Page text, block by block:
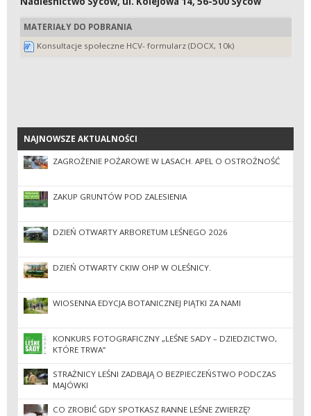
MATERIAŁY DO POBRANIA
Konsultacje społeczne HCV- formularz (DOCX, 10k)
NAJNOWSZE AKTUALNOŚCI
NAJNOWSZE AKTUALNOŚCI
ZAGROŻENIE POŻAROWE W LASACH. APEL O OSTROŻNOŚĆ
ZAKUP GRUNTÓW POD ZALESIENIA
DZIEŃ OTWARTY ARBORETUM LEŚNEGO 2026
DZIEŃ OTWARTY CKIW OHP W OLEŚNICY.
WIOSENNA EDYCJA BOTANICZNEJ PIĄTKI ZA NAMI
KONKURS FOTOGRAFICZNY „LEŚNE SADY – DZIEDZICTWO,
KTÓRE TRWA”
STRAŻNICY LEŚNI ZADBAJĄ O BEZPIECZEŃSTWO PODCZAS
MAJÓWKI
CO ZROBIĆ GDY SPOTKASZ RANNE LEŚNE ZWIERZĘ?